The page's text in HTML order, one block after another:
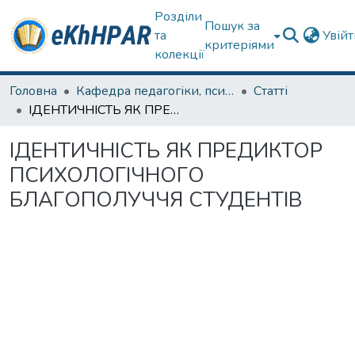
Розділи
та
колекції
Пошук за
критеріями
Головна Кафедра педагогіки, психології, початкової освіти та освітнього менеджменту
Статті
ІДЕНТИЧНІСТЬ ЯК ПРЕДИКТОР ПСИХОЛОГІЧНОГО БЛАГОПОЛУЧЧЯ СТУДЕНТІВ
ІДЕНТИЧНІСТЬ ЯК ПРЕДИКТОР
ПСИХОЛОГІЧНОГО
БЛАГОПОЛУЧЧЯ СТУДЕНТІВ